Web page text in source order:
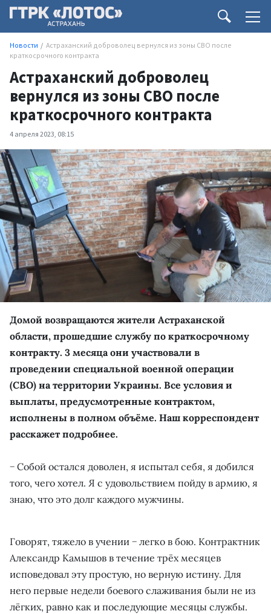
Новости
Астраханский доброволец вернулся из зоны СВО после
краткосрочного контракта
Астраханский доброволец
вернулся из зоны СВО после
краткосрочного контракта
4 апреля 2023, 08:15
Домой возвращаются жители Астраханской
области, прошедшие службу по краткосрочному
контракту. 3 месяца они участвовали в
проведении специальной военной операции
(СВО) на территории Украины. Все условия и
выплаты, предусмотренные контрактом,
исполнены в полном объёме. Наш корреспондент
расскажет подробнее.
− Собой остался доволен, я испытал себя, я добился
того, чего хотел. Я с удовольствием пойду в армию, я
знаю, что это долг каждого мужчины.
Говорят, тяжело в учении − легко в бою. Контрактник
Александр Камышов в течение трёх месяцев
исповедовал эту простую, но верную истину. Для
него первые недели боевого слаживания были не из
лёгких, равно как и последующие месяцы службы.